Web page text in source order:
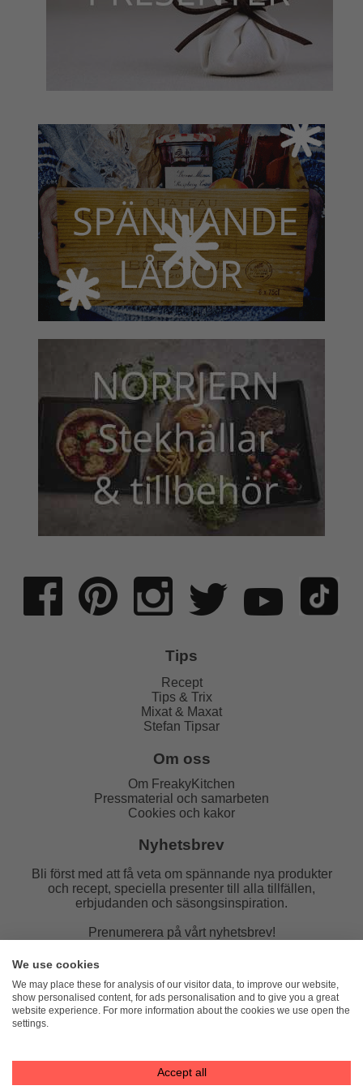
många känner nog till att gjutjärn med tiden bara blir
bättre och bättre att laga mat i. Underhåller man
gjutjärnet rätt så kommer den naturliga anti-stick-ytan
som bildas att bestå. Med stekhäll Original har vi
kombinerat fördelarna med en traditionell
KAN JAG ANVÄNDA STEKBORD AV GJUTJÄRN I
EN UGN?
Stekborden är designad för att perfekt passa i ugn, på
spisen, på grillen eller över öppen eld.
Tips
Recept
Tips & Trix
Mixat & Maxat
Stefan Tipsar
Om oss
Om FreakyKitchen
Pressmaterial och samarbeten
Cookies och kakor
Nyhetsbrev
Bli först med att få veta om spännande nya produkter
och recept, speciella presenter till alla tillfällen,
erbjudanden och säsongsinspiration.
Prenumerera på vårt nyhetsbrev!
E-post:
We use cookies
We may place these for analysis of our visitor data, to improve our website,
show personalised content, for ads personalisation and to give you a great
website experience. For more information about the cookies we use open the
settings.
Accept all